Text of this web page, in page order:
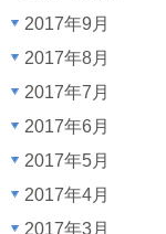
2017年9月
2017年8月
2017年7月
2017年6月
2017年5月
2017年4月
2017年3月